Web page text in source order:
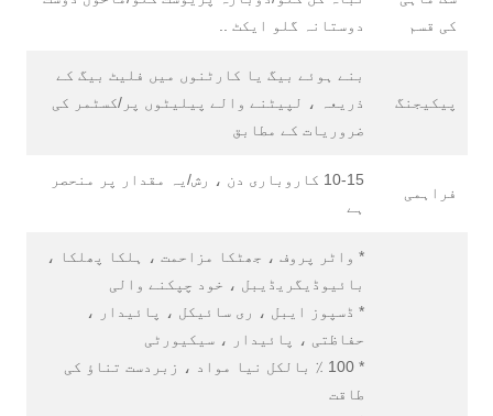
کی قسم
دوستانہ گلو ایکٹ ..
پیکیجنگ
بنے ہوئے بیگ یا کارٹنوں میں فلیٹ بیگ کے
ذریعہ ، لپیٹنے والے پیلیٹوں پر/کسٹمر کی
ضروریات کے مطابق
فراہمی
10-15 کاروباری دن ، رش/یہ مقدار پر منحصر
ہے
* واٹر پروف ، جھٹکا مزاحمت ، ہلکا پھلکا ،
بائیوڈیگریڈیبل ، خود چپکنے والی
* ڈسپوز ایبل ، ری سائیکل ، پائیدار ،
حفاظتی ، پائیدار ، سیکیورٹی
* 100 ٪ بالکل نیا مواد ، زبردست تناؤ کی
طاقت